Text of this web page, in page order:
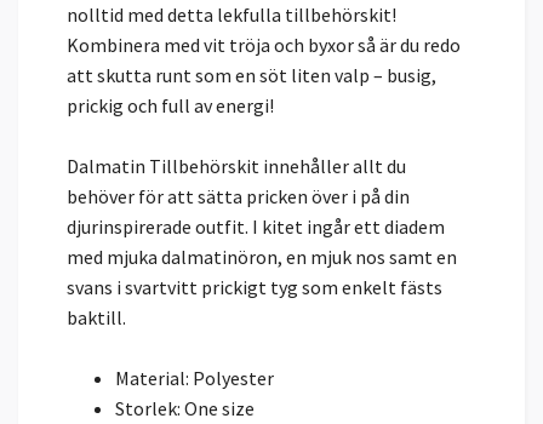
nolltid med detta lekfulla tillbehörskit!
Kombinera med vit tröja och byxor så är du redo
att skutta runt som en söt liten valp – busig,
prickig och full av energi!
Dalmatin Tillbehörskit innehåller allt du
behöver för att sätta pricken över i på din
djurinspirerade outfit. I kitet ingår ett diadem
med mjuka dalmatinöron, en mjuk nos samt en
svans i svartvitt prickigt tyg som enkelt fästs
baktill.
Material: Polyester
Storlek: One size